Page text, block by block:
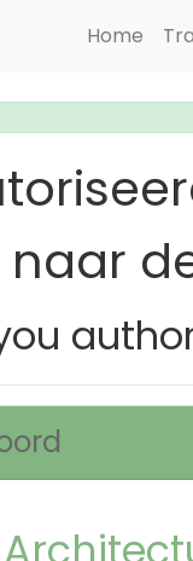
Home
naar